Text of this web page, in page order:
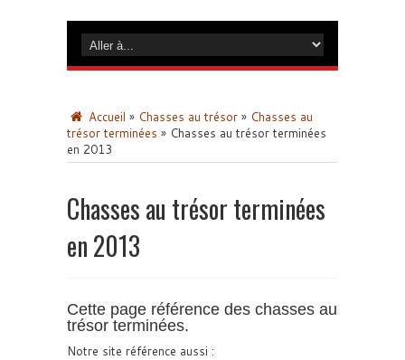
Accueil » Chasses au trésor » Chasses au
trésor terminées » Chasses au trésor terminées
en 2013
Chasses au trésor terminées
en 2013
Cette page référence des chasses au
trésor terminées.
Notre site référence aussi :